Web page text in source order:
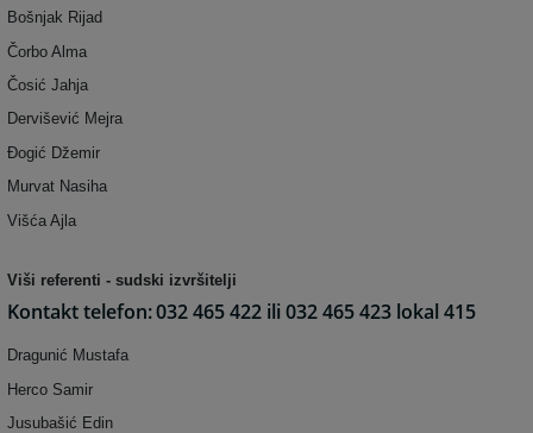
Bošnjak Rijad
Čorbo Alma
Čosić Jahja
Dervišević Mejra
Đogić Džemir
Murvat Nasiha
Višća Ajla
Viši referenti - sudski izvršitelji
Kontakt telefon:032 465 422 ili 032 465 423 lokal 415
Dragunić Mustafa
Herco Samir
Jusubašić Edin